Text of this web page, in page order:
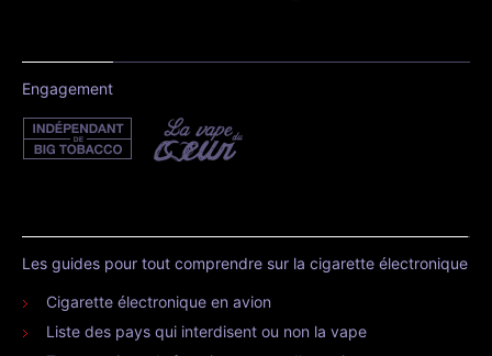
Engagement
Les guides pour tout comprendre sur la cigarette électronique
Cigarette électronique en avion
Liste des pays qui interdisent ou non la vape